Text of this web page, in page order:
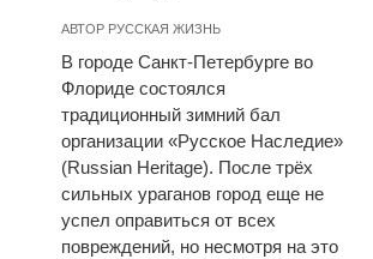
АВТОР РУССКАЯ ЖИЗНЬ
В городе Санкт-Петербурге во
Флориде состоялся
традиционный зимний бал
организации «Русское Наследие»
(Russian Heritage). После трёх
сильных ураганов город еще не
успел оправиться от всех
повреждений, но несмотря на это